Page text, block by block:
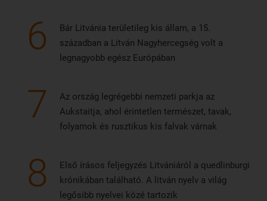
6
Bár Litvánia területileg kis állam, a 15.
században a Litván Nagyhercegség volt a
legnagyobb egész Európában
7
Az ország legrégebbi nemzeti parkja az
Aukstaitja, ahol érintetlen természet, tavak,
folyamok és rusztikus kis falvak várnak
8
Első írásos feljegyzés Litvániáról a quedlinburgi
krónikában található. A litván nyelv a világ
legősibb nyelvei közé tartozik